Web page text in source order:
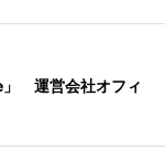
運営会社オフィ